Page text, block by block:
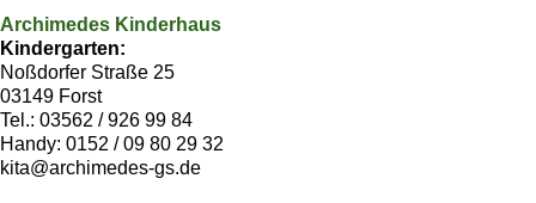
Archimedes Kinderhaus
Kindergarten:
Noßdorfer Straße 25
03149 Forst
Tel.: 03562 / 926 99 84
Handy: 0152 / 09 80 29 32
kita@archimedes-gs.de